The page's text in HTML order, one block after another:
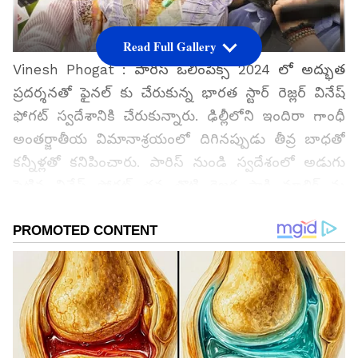
Vinesh Phogat : పారిస్ ఒలింపిక్స్ 2024 లో అద్భుత
ప్ర‌ద‌ర్శ‌న‌తో ఫైన‌ల్ కు చేరుకున్న భార‌త స్టార్ రెజ్ల‌ర్ వినేష్
ఫోగ‌ట్ స్వ‌దేశానికి చేరుకున్నారు. ఢిల్లీలోని ఇందిరా గాంధీ
అంతర్జాతీయ విమానాశ్రయంలో దిగినప్పుడు తీవ్ర బాధ‌తో
కన్నీళ్లతో క‌నిపించారు. పారిస్ నుండి స్వ‌దేశంలో అడుగు
గూగుల్‌లో ఆసక్తికరమైన సమాచారం కోసం ఏసియానెట్ తెలుగు
ను మీ ఫ్రిఫర్డ్ సోర్స్ గా ఎంచుకోండి
Read Full Gallery